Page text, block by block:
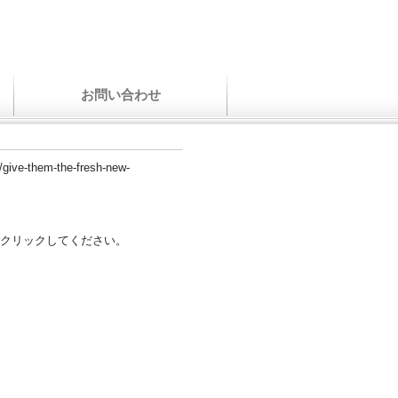
お問い合わせ
them-the-fresh-new-
リックしてください。